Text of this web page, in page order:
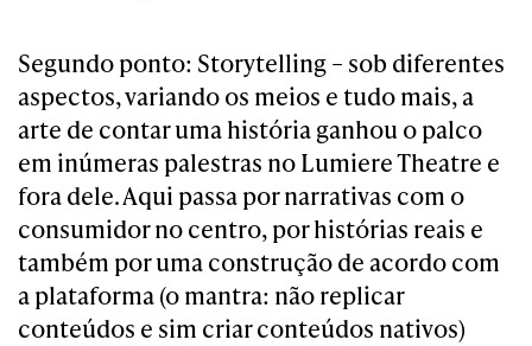
Segundo ponto: Storytelling – sob diferentes
aspectos, variando os meios e tudo mais, a
arte de contar uma história ganhou o palco
em inúmeras palestras no Lumiere Theatre e
fora dele. Aqui passa por narrativas com o
consumidor no centro, por histórias reais e
também por uma construção de acordo com
a plataforma (o mantra: não replicar
conteúdos e sim criar conteúdos nativos)